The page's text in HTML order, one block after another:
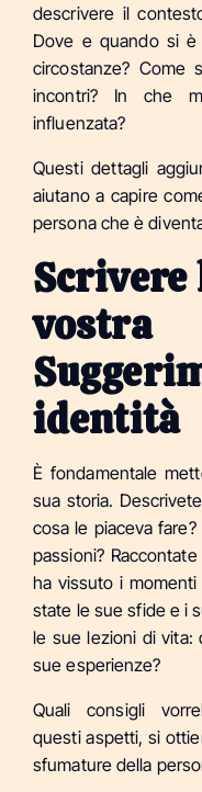
descrivere il
Dove e quando si è
circostanze?
incontri? In che
influenzata?
Questi dettagli
aiutano a capire
persona che è
identità
È fondamentale
sua storia.
cosa le piaceva
passioni?
ha vissuto i momenti
state le sue sfide e i
le sue lezioni di vita:
sue esperienze?
Quali consigli
questi aspetti, si
sfumature della